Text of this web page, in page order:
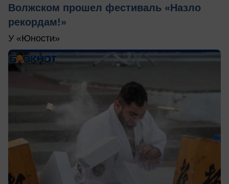
Волжском прошел фестиваль «Назло
рекордам!»
У «Юности»